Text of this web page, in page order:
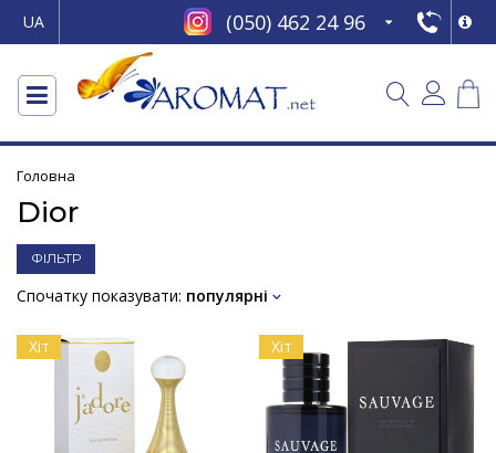
UA (050) 462 24 96
Головна
Dior
ФІЛЬТР
Спочатку показувати: популярні
Хіт Хіт